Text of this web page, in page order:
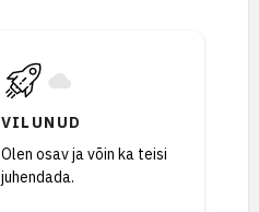
VILUNUD
Olen osav ja võin ka teisi
juhendada.